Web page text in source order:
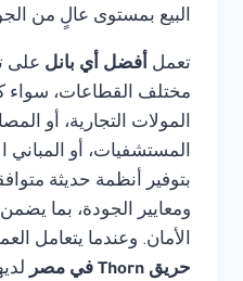
البيع بمستوى عالٍ من
تعمل أفضل أي بانل على
مختلف القطاعات، سواء
المولات التجارية، أو
المستشفيات، أو المباني
بتوفير أنظمة حديثة
ومعايير الجودة، بما
الأمان. وعندما يتعامل
حريق Thorn في مصر